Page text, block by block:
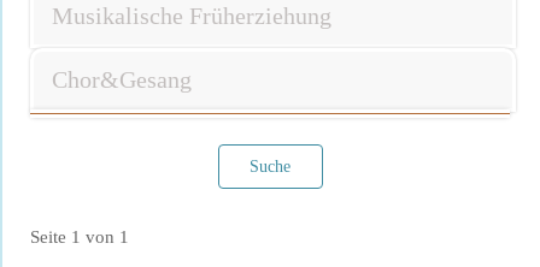
Musikalische Früherziehung
Chor&Gesang
Suche
Seite 1 von 1